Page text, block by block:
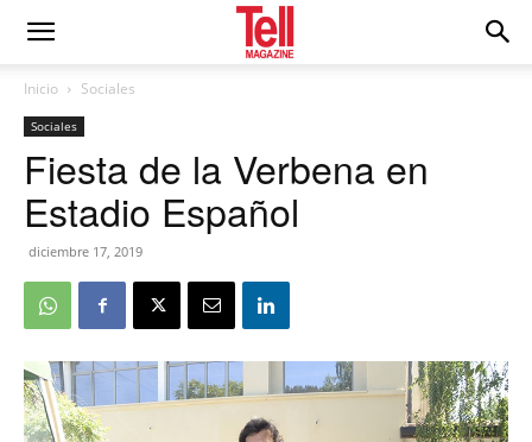
Inicio Sociales
Sociales
Fiesta de la Verbena en
Estadio Español
diciembre 17, 2019